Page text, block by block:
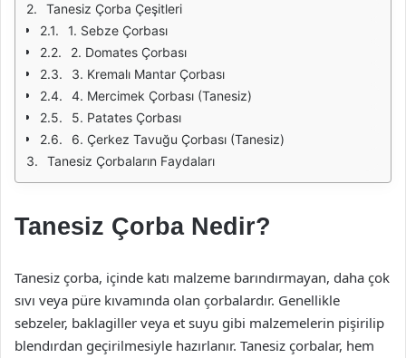
Tanesiz Çorba Çeşitleri
1. Sebze Çorbası
2. Domates Çorbası
3. Kremalı Mantar Çorbası
4. Mercimek Çorbası (Tanesiz)
5. Patates Çorbası
6. Çerkez Tavuğu Çorbası (Tanesiz)
Tanesiz Çorbaların Faydaları
Tanesiz Çorba Nedir?
Tanesiz çorba, içinde katı malzeme barındırmayan, daha çok
sıvı veya püre kıvamında olan çorbalardır. Genellikle
sebzeler, baklagiller veya et suyu gibi malzemelerin pişirilip
blendırdan geçirilmesiyle hazırlanır. Tanesiz çorbalar, hem